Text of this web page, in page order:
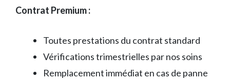
Contrat Premium :
Toutes prestations du contrat standard
Vérifications trimestrielles par nos soins
Remplacement immédiat en cas de panne